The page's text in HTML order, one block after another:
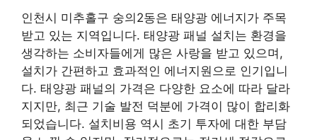
인천시 미추홀구 숭의2동은 태양광 에너지가 주목
받고 있는 지역입니다. 태양광 패널 설치는 환경을
생각하는 소비자들에게 많은 사랑을 받고 있으며,
설치가 간편하고 효과적인 에너지원으로 인기입니
다. 태양광 패널의 가격은 다양한 요소에 따라 달라
지지만, 최근 기술 발전 덕분에 가격이 많이 합리화
되었습니다. 설치비용 역시 초기 투자에 대한 부담